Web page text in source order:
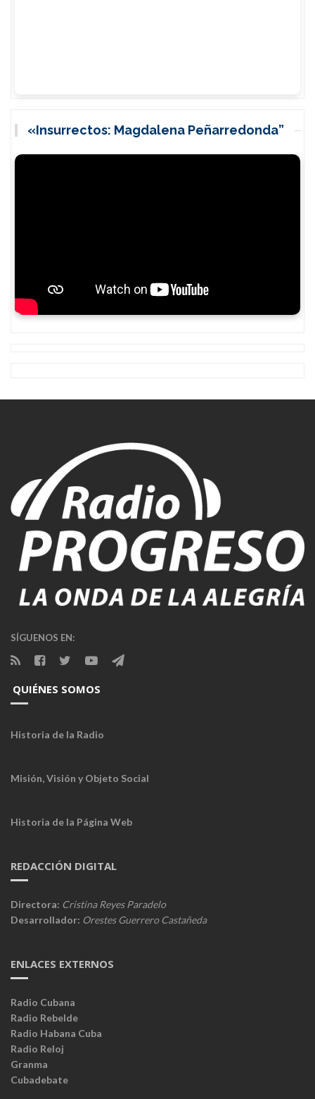
«Insurrectos: Magdalena Peñarredonda”
SÍGUENOS EN:
QUIÉNES SOMOS
Historia de la Radio
Misión, Visión y Objeto Social
Historia de la Página Web
REDACCIÓN DIGITAL
Directora: Cristina Reyes Paradelo
Desarrollador: Orestes Guerrero Castañeda
ENLACES EXTERNOS
Radio Cubana
Radio Rebelde
Radio Habana Cuba
Radio Reloj
Granma
Cubadebate